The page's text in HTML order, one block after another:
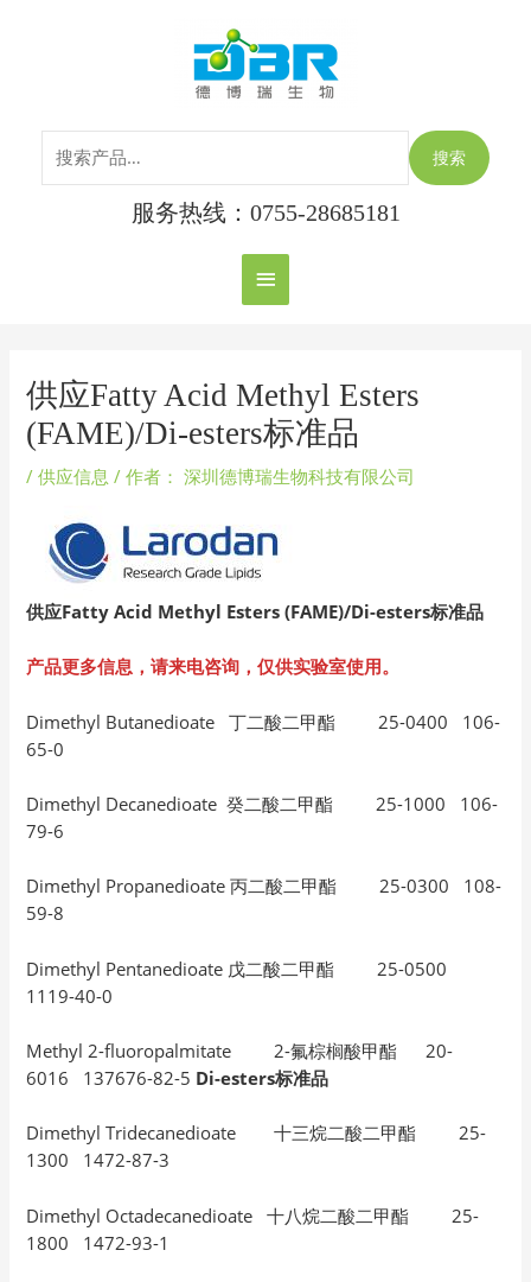
主
菜
单
搜索
服务热线：0755-28685181
供应Fatty Acid Methyl Esters
(FAME)/Di-esters标准品
/供应信息 / 作者： 深圳德博瑞生物科技有限公司
供应Fatty Acid Methyl Esters (FAME)/Di-esters标准品
产品更多信息，请来电咨询，仅供实验室使用。
Dimethyl Butanedioate 丁二酸二甲酯 25-0400 106-
65-0
Dimethyl Decanedioate 癸二酸二甲酯 25-1000 106-
79-6
Dimethyl Propanedioate 丙二酸二甲酯 25-0300 108-
59-8
Dimethyl Pentanedioate 戊二酸二甲酯 25-0500
1119-40-0
Methyl 2-fluoropalmitate 2-氟棕榈酸甲酯 20-
6016 137676-82-5 Di-esters标准品
Dimethyl Tridecanedioate 十三烷二酸二甲酯 25-
1300 1472-87-3
Dimethyl Octadecanedioate 十八烷二酸二甲酯 25-
1800 1472-93-1